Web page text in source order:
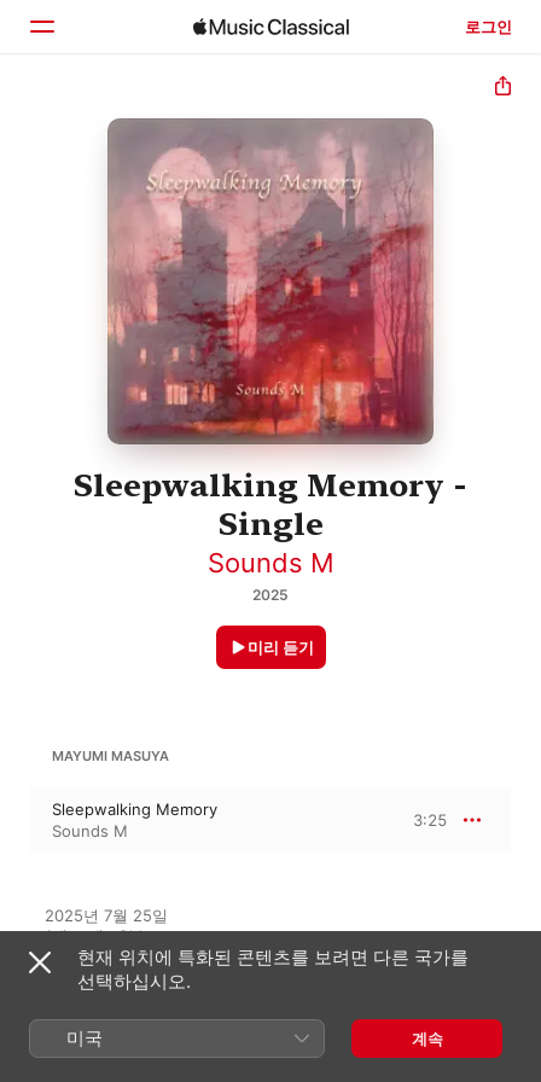
로그인
둘러보기
Sleepwalking Memory -
Single
Sounds M
2025
미리 듣기
MAYUMI MASUYA
Sleepwalking Memory
Sounds M
3:25
2025년 7월 25일
1개 트랙 · 3분
℗ 2025 Mayumi Masuya
Sounds M
현재 위치에 특화된 콘텐츠를 보려면 다른 국가를
선택하십시오.
미국 계속